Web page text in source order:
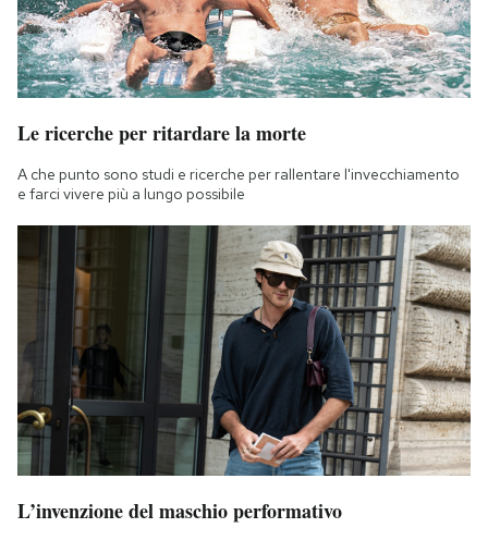
Le ricerche per ritardare la morte
A che punto sono studi e ricerche per rallentare l'invecchiamento
e farci vivere più a lungo possibile
L’invenzione del maschio performativo